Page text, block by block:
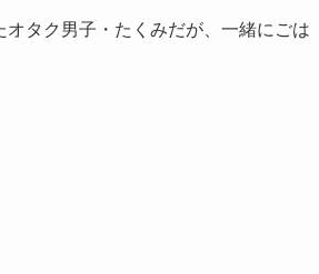
タク男子・たくみだが、一緒にごは